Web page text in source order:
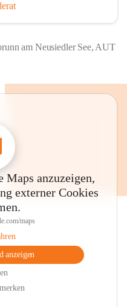
am Neusiedler See, AUT
Maps anzuzeigen,
externer Cookies
maps
anzeigen